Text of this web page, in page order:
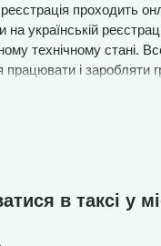
проходить
українській
технічному стані.
і заробляти
приймати замовлення,
в таксі у